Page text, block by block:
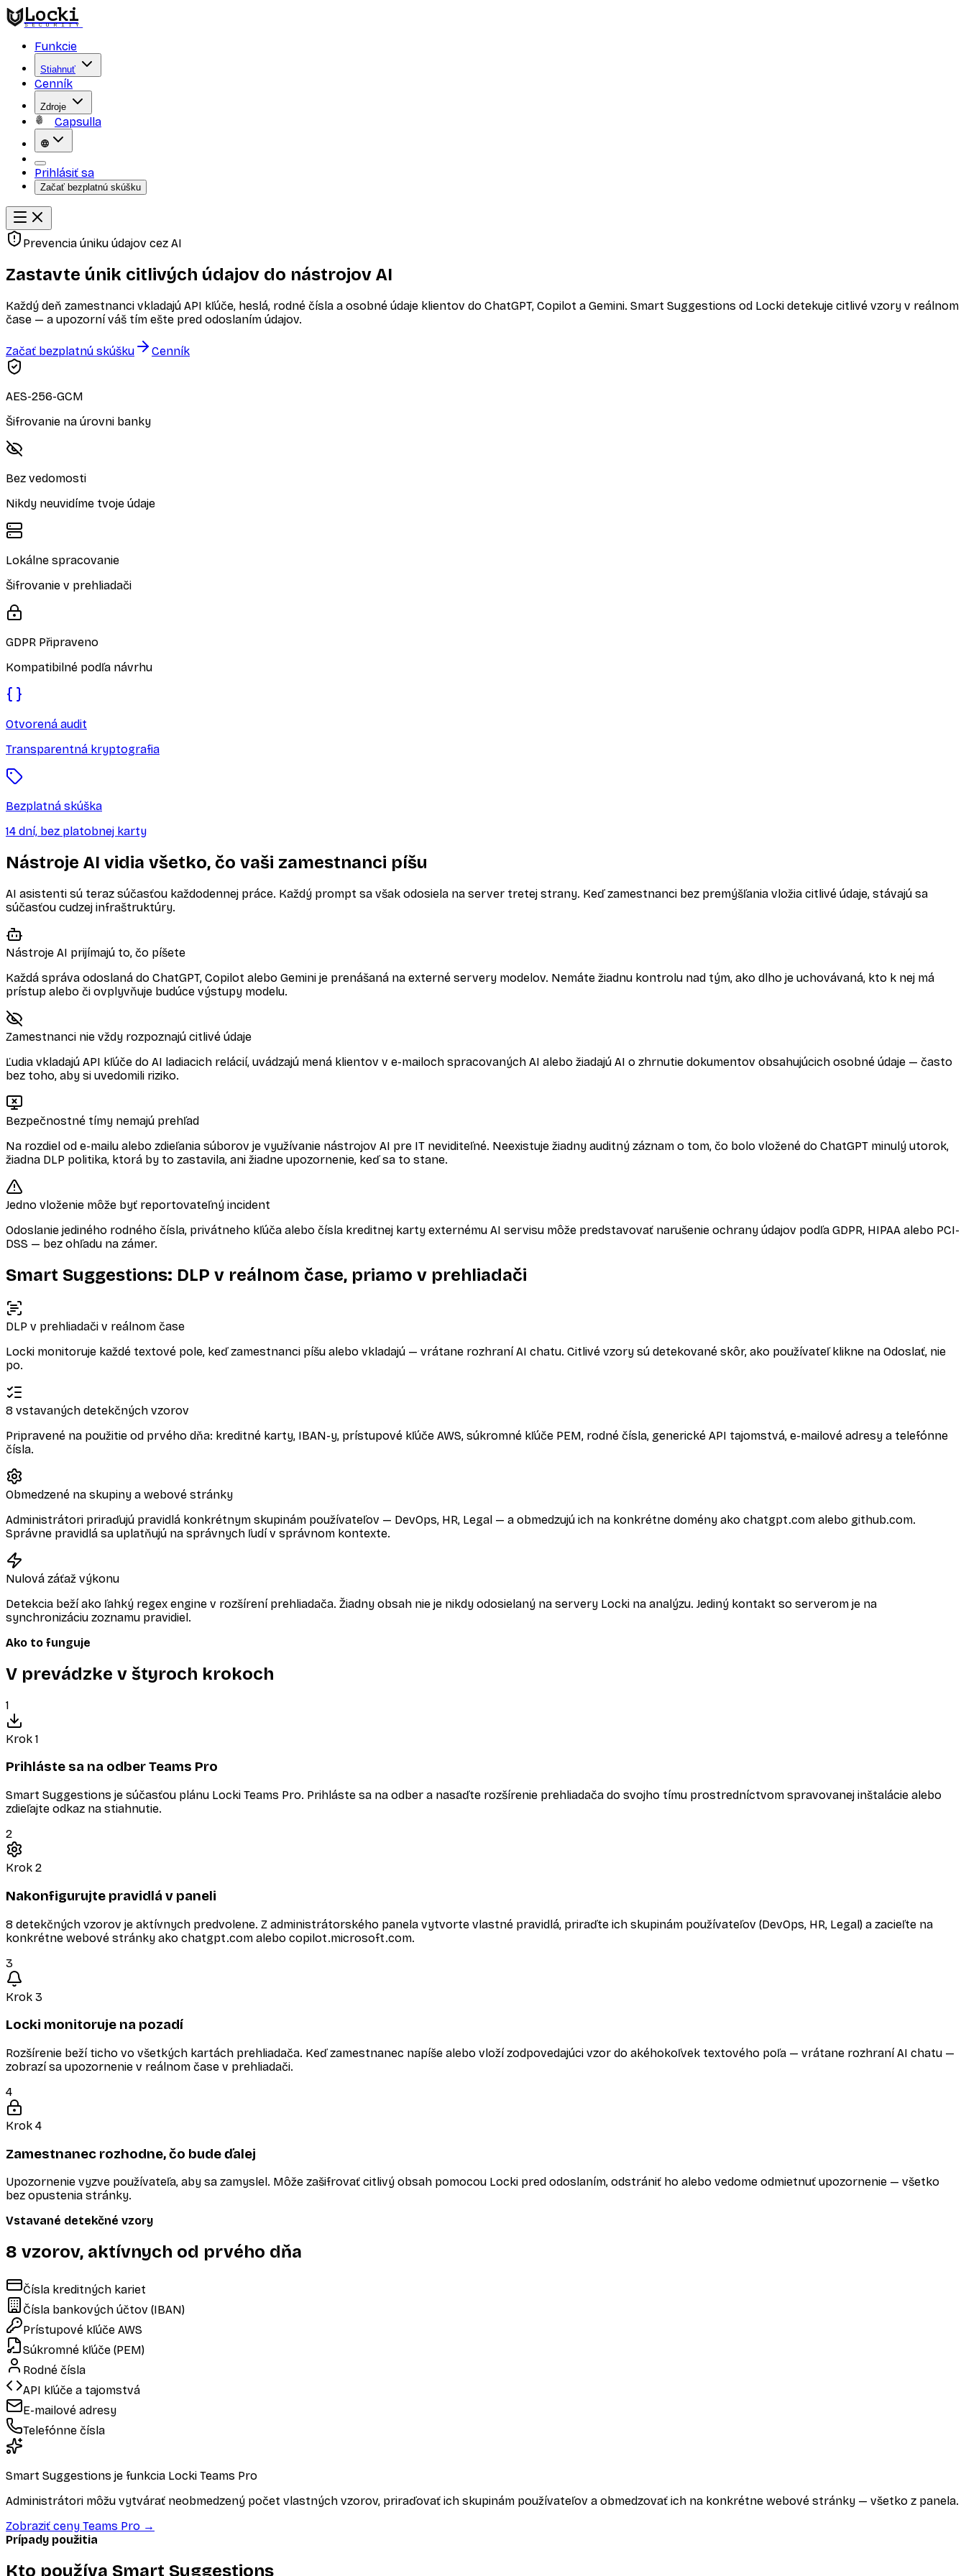
Locki
SECURITY
Funkcie
Stiahnuť
Cenník
Zdroje
Capsulla
Prihlásiť sa
Začať bezplatnú skúšku
Prevencia úniku údajov cez AI
Zastavte únik citlivých údajov do nástrojov AI
Každý deň zamestnanci vkladajú API kľúče, heslá, rodné čísla a osobné údaje klientov do ChatGPT, Copilot a Gemini. Smart Suggestions od Locki detekuje citlivé vzory v reálnom
čase — a upozorní váš tím ešte pred odoslaním údajov.
Začať bezplatnú skúšku Cenník
AES-256-GCM
Šifrovanie na úrovni banky
Bez vedomosti
Nikdy neuvidíme tvoje údaje
Lokálne spracovanie
Šifrovanie v prehliadači
GDPR Připraveno
Kompatibilné podľa návrhu
Otvorená audit
Transparentná kryptografia
Bezplatná skúška
14 dní, bez platobnej karty
Nástroje AI vidia všetko, čo vaši zamestnanci píšu
AI asistenti sú teraz súčasťou každodennej práce. Každý prompt sa však odosiela na server tretej strany. Keď zamestnanci bez premýšľania vložia citlivé údaje, stávajú sa
súčasťou cudzej infraštruktúry.
Nástroje AI prijímajú to, čo píšete
Každá správa odoslaná do ChatGPT, Copilot alebo Gemini je prenášaná na externé servery modelov. Nemáte žiadnu kontrolu nad tým, ako dlho je uchovávaná, kto k nej má
prístup alebo či ovplyvňuje budúce výstupy modelu.
Zamestnanci nie vždy rozpoznajú citlivé údaje
Ľudia vkladajú API kľúče do AI ladiacich relácií, uvádzajú mená klientov v e-mailoch spracovaných AI alebo žiadajú AI o zhrnutie dokumentov obsahujúcich osobné údaje — často
bez toho, aby si uvedomili riziko.
Bezpečnostné tímy nemajú prehľad
Na rozdiel od e-mailu alebo zdieľania súborov je využívanie nástrojov AI pre IT neviditeľné. Neexistuje žiadny auditný záznam o tom, čo bolo vložené do ChatGPT minulý utorok,
žiadna DLP politika, ktorá by to zastavila, ani žiadne upozornenie, keď sa to stane.
Jedno vloženie môže byť reportovateľný incident
Odoslanie jediného rodného čísla, privátneho kľúča alebo čísla kreditnej karty externému AI servisu môže predstavovať narušenie ochrany údajov podľa GDPR, HIPAA alebo PCI-
DSS — bez ohľadu na zámer.
Smart Suggestions: DLP v reálnom čase, priamo v prehliadači
DLP v prehliadači v reálnom čase
Locki monitoruje každé textové pole, keď zamestnanci píšu alebo vkladajú — vrátane rozhraní AI chatu. Citlivé vzory sú detekované skôr, ako používateľ klikne na Odoslať, nie
po.
8 vstavaných detekčných vzorov
Pripravené na použitie od prvého dňa: kreditné karty, IBAN-y, prístupové kľúče AWS, súkromné kľúče PEM, rodné čísla, generické API tajomstvá, e-mailové adresy a telefónne
čísla.
Obmedzené na skupiny a webové stránky
Administrátori priraďujú pravidlá konkrétnym skupinám používateľov — DevOps, HR, Legal — a obmedzujú ich na konkrétne domény ako chatgpt.com alebo github.com.
Správne pravidlá sa uplatňujú na správnych ľudí v správnom kontexte.
Nulová záťaž výkonu
Detekcia beží ako ľahký regex engine v rozšírení prehliadača. Žiadny obsah nie je nikdy odosielaný na servery Locki na analýzu. Jediný kontakt so serverom je na
synchronizáciu zoznamu pravidiel.
Ako to funguje
V prevádzke v štyroch krokoch
1
Krok 1
Prihláste sa na odber Teams Pro
Smart Suggestions je súčasťou plánu Locki Teams Pro. Prihláste sa na odber a nasaďte rozšírenie prehliadača do svojho tímu prostredníctvom spravovanej inštalácie alebo
zdieľajte odkaz na stiahnutie.
2
Krok 2
Nakonfigurujte pravidlá v paneli
8 detekčných vzorov je aktívnych predvolene. Z administrátorského panela vytvorte vlastné pravidlá, priraďte ich skupinám používateľov (DevOps, HR, Legal) a zacieľte na
konkrétne webové stránky ako chatgpt.com alebo copilot.microsoft.com.
3
Krok 3
Locki monitoruje na pozadí
Rozšírenie beží ticho vo všetkých kartách prehliadača. Keď zamestnanec napíše alebo vloží zodpovedajúci vzor do akéhokoľvek textového poľa — vrátane rozhraní AI chatu —
zobrazí sa upozornenie v reálnom čase v prehliadači.
4
Krok 4
Zamestnanec rozhodne, čo bude ďalej
Upozornenie vyzve používateľa, aby sa zamyslel. Môže zašifrovať citlivý obsah pomocou Locki pred odoslaním, odstrániť ho alebo vedome odmietnuť upozornenie — všetko
bez opustenia stránky.
Vstavané detekčné vzory
8 vzorov, aktívnych od prvého dňa
Čísla kreditných kariet
Čísla bankových účtov (IBAN)
Prístupové kľúče AWS
Súkromné kľúče (PEM)
Rodné čísla
API kľúče a tajomstvá
E-mailové adresy
Telefónne čísla
Smart Suggestions je funkcia Locki Teams Pro
Administrátori môžu vytvárať neobmedzený počet vlastných vzorov, priraďovať ich skupinám používateľov a obmedzovať ich na konkrétne webové stránky — všetko z panela.
Zobraziť ceny Teams Pro →
Prípady použitia
Kto používa Smart Suggestions